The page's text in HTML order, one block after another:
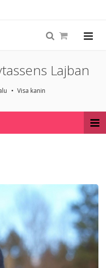
Lajban
Visa kanin